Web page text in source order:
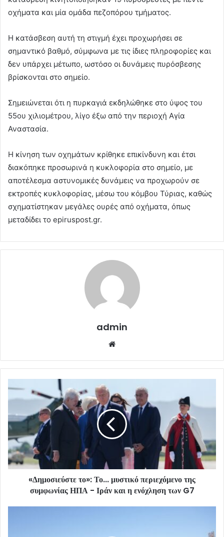
οχήματα και μία ομάδα πεζοπόρου τμήματος.
Η κατάσβεση αυτή τη στιγμή έχει προχωρήσει σε
σημαντικό βαθμό, σύμφωνα με τις ίδιες πληροφορίες και
δεν υπάρχει μέτωπο, ωστόσο οι δυνάμεις πυρόσβεσης
βρίσκονται στο σημείο.
Σημειώνεται ότι η πυρκαγιά εκδηλώθηκε στο ύψος του
55ου χιλιομέτρου, λίγο έξω από την περιοχή Αγία
Αναστασία.
Η κίνηση των οχημάτων κρίθηκε επικίνδυνη και έτσι
διακόπηκε προσωρινά η κυκλοφορία στο σημείο, με
αποτέλεσμα αστυνομικές δυνάμεις να προχωρούν σε
εκτροπές κυκλοφορίας, μέσω του κόμβου Τύριας, καθώς
σχηματίστηκαν μεγάλες ουρές από οχήματα, όπως
μεταδίδει το epiruspost.gr.
admin
«Δημοσιεύστε το»: Το... μυστικό περιεχόμενο της
συμφωνίας ΗΠΑ - Ιράν και η ενόχληση των G7